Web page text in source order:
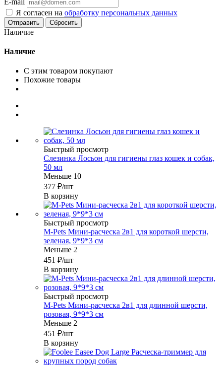
Я согласен на обработку персональных данных
Сбросить
Наличие
Наличие
С этим товаром покупают
Похожие товары
Быстрый просмотр
Слезинка Лосьон для гигиены глаз кошек и собак,
50 мл
Меньше 10
377 ₽/шт
В корзину
Быстрый просмотр
M-Pets Мини-расческа 2в1 для короткой шерсти,
зеленая, 9*9*3 см
Меньше 2
451 ₽/шт
В корзину
Быстрый просмотр
M-Pets Мини-расческа 2в1 для длинной шерсти,
розовая, 9*9*3 см
Меньше 2
451 ₽/шт
В корзину